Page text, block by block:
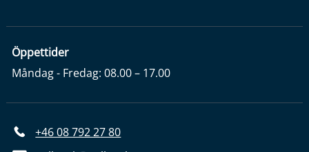
Öppettider
Måndag - Fredag: 08.00 – 17.00
+46 08 792 27 80